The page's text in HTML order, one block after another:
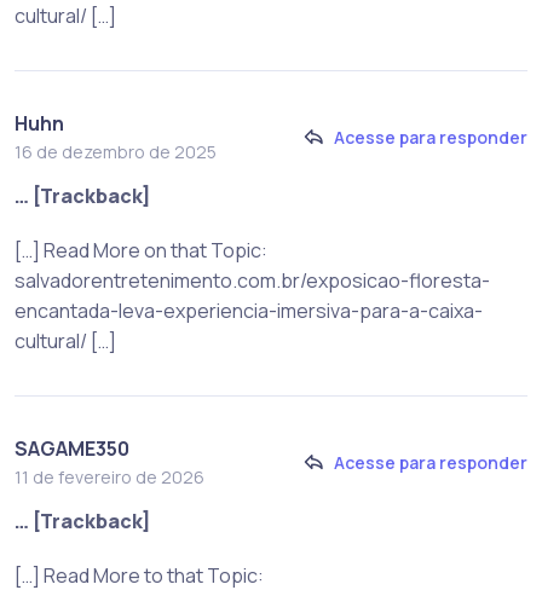
cultural/ […]
Huhn
16 de dezembro de 2025
Acesse para responder
… [Trackback]
[…] Read More on that Topic:
salvadorentretenimento.com.br/exposicao-floresta-
encantada-leva-experiencia-imersiva-para-a-caixa-
cultural/ […]
SAGAME350
11 de fevereiro de 2026
Acesse para responder
… [Trackback]
[…] Read More to that Topic: